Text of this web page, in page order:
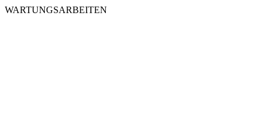
WARTUNGSARBEITEN